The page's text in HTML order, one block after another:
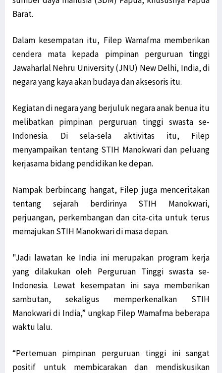
Barat.
Dalam kesempatan itu, Filep Wamafma memberikan
cendera mata kepada pimpinan perguruan tinggi
Jawaharlal Nehru University (JNU) New Delhi, India, di
negara yang kaya akan budaya dan aksesoris itu.
Kegiatan di negara yang berjuluk negara anak benua itu
melibatkan pimpinan perguruan tinggi swasta se-
Indonesia. Di sela-sela aktivitas itu, Filep
menyampaikan tentang STIH Manokwari dan peluang
kerjasama bidang pendidikan ke depan.
Nampak berbincang hangat, Filep juga menceritakan
tentang sejarah berdirinya STIH Manokwari,
perjuangan, perkembangan dan cita-cita untuk terus
memajukan STIH Manokwari di masa depan.
"Jadi lawatan ke India ini merupakan program kerja
yang dilakukan oleh Perguruan Tinggi swasta se-
Indonesia. Lewat kesempatan ini saya memberikan
sambutan, sekaligus memperkenalkan STIH
Manokwari di India,” ungkap Filep Wamafma beberapa
waktu lalu.
“Pertemuan pimpinan perguruan tinggi ini sangat
positif untuk membicarakan dan mendiskusikan